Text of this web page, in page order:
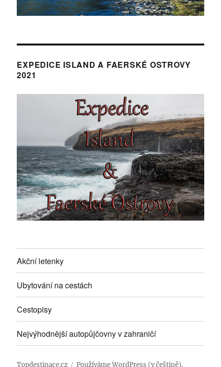
EXPEDICE ISLAND A FAERSKÉ OSTROVY
2021
Akční letenky
Ubytování na cestách
Cestopisy
Nejvýhodnější autopůjčovny v zahraničí
Topdestinace.cz Používáme WordPress (v češtině).